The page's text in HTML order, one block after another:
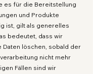
es für die Bereitstellung
und Produkte
ist, gilt als generelles
bedeutet, dass wir
löschen, sobald der
nicht mehr
Fällen sind wir